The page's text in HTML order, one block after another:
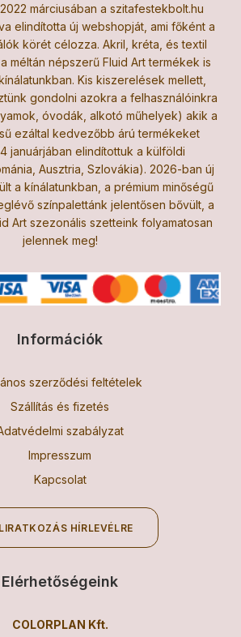
márciusában a szitafestekbolt.hu
elindította új webshopját, ami főként a
körét célozza. Akril, kréta, és textil
méltán népszerű Fluid Art termékek is
Kis kiszerelések mellett,
gondolni azokra a felhasználóinkra
óvodák, alkotó műhelyek) akik a
ezáltal kedvezőbb árú termékeket
januárjában elindítottuk a külföldi
Ausztria, Szlovákia). 2026-ban új
a kínálatunkban, a prémium minőségű
színpalettánk jelentősen bővült, a
Art szezonális szetteink folyamatosan
jelennek meg!
Információk
szerződési feltételek
Szállítás és fizetés
szabályzat
Impresszum
Kapcsolat
HÍRLEVÉLRE
Elérhetőségeink
COLORPLAN Kft.